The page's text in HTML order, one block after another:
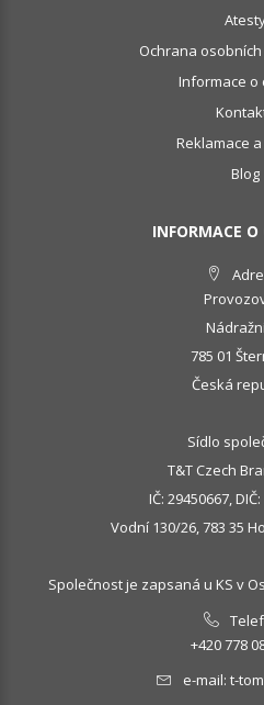
Ochrana osobních
Informace o
Reklamace
Blog
INFORMACE O
785 01
Česká
Sídlo
T&T Czech
IČ: 29450667,
Vodní 130/26, 783 35
Společnost je zapsaná u KS v
+420 778
e-mail: t-